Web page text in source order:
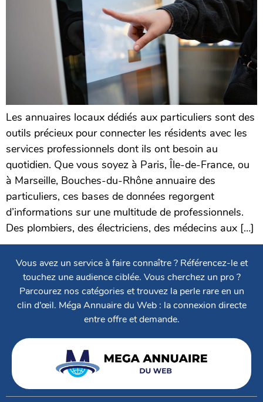
Les annuaires locaux dédiés aux particuliers sont des
outils précieux pour connecter les résidents avec les
services professionnels dont ils ont besoin au
quotidien. Que vous soyez à Paris, Île-de-France, ou
à Marseille, Bouches-du-Rhône annuaire des
particuliers, ces bases de données regorgent
d’informations sur une multitude de professionnels.
Des plombiers, des électriciens, des médecins aux […]
Vous avez un service à faire connaître ? Référencez-le et
touchez une audience ciblée. Vous cherchez un pro ?
Parcourez nos catégories et trouvez la perle rare en un
clin d’œil. Méga Annuaire du Web : la connexion directe
entre offre et demande.